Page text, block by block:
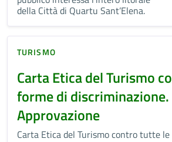
della Città di Quartu Sant’Elena.
TURISMO
Carta Etica del Turismo
forme di discriminazione.
Approvazione
Carta Etica del Turismo contro tutte